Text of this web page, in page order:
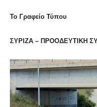
Το Γραφείο Τύπου
ΣΥΡΙΖΑ – ΠΡΟΟΔΕΥΤΙΚΗ